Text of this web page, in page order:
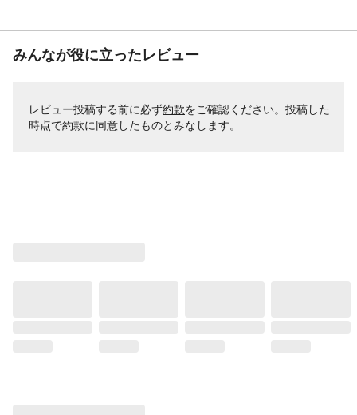
みんなが役に立ったレビュー
レビュー投稿する前に必ず約款をご確認ください。投稿した
時点で約款に同意したものとみなします。